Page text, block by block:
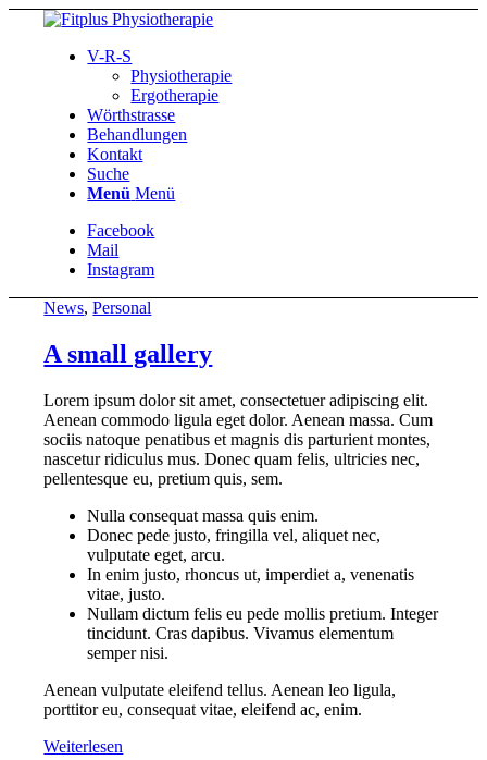
V-R-S
Physiotherapie
Ergotherapie
Wörthstrasse
Behandlungen
Kontakt
Suche
Menü Menü
Facebook
Mail
Instagram
News,Personal
A small gallery
Lorem ipsum dolor sit amet, consectetuer adipiscing elit.
Aenean commodo ligula eget dolor. Aenean massa. Cum
sociis natoque penatibus et magnis dis parturient montes,
nascetur ridiculus mus. Donec quam felis, ultricies nec,
pellentesque eu, pretium quis, sem.
Nulla consequat massa quis enim.
Donec pede justo, fringilla vel, aliquet nec,
vulputate eget, arcu.
In enim justo, rhoncus ut, imperdiet a, venenatis
vitae, justo.
Nullam dictum felis eu pede mollis pretium. Integer
tincidunt. Cras dapibus. Vivamus elementum
semper nisi.
Aenean vulputate eleifend tellus. Aenean leo ligula,
porttitor eu, consequat vitae, eleifend ac, enim.
Weiterlesen